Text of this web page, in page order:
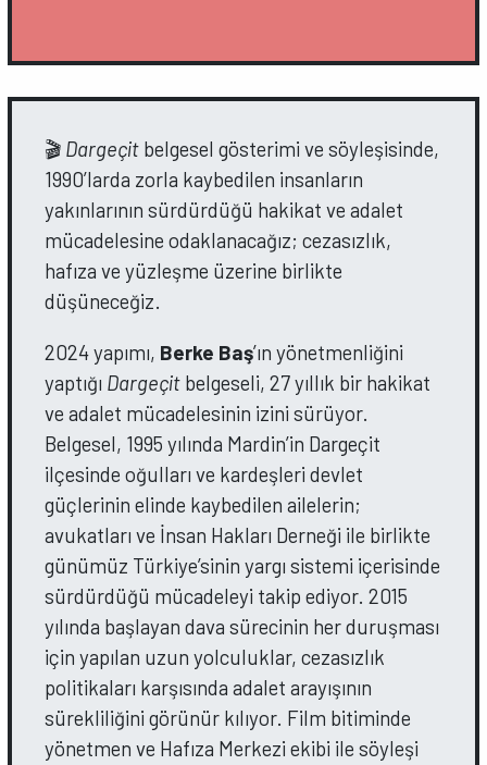
🎬 Dargeçit belgesel gösterimi ve söyleşisinde,
1990’larda zorla kaybedilen insanların
yakınlarının sürdürdüğü hakikat ve adalet
mücadelesine odaklanacağız; cezasızlık,
hafıza ve yüzleşme üzerine birlikte
düşüneceğiz.
2024 yapımı, Berke Baş’ın yönetmenliğini
yaptığı Dargeçit belgeseli, 27 yıllık bir hakikat
ve adalet mücadelesinin izini sürüyor.
Belgesel, 1995 yılında Mardin’in Dargeçit
ilçesinde oğulları ve kardeşleri devlet
güçlerinin elinde kaybedilen ailelerin;
avukatları ve İnsan Hakları Derneği ile birlikte
günümüz Türkiye’sinin yargı sistemi içerisinde
sürdürdüğü mücadeleyi takip ediyor. 2015
yılında başlayan dava sürecinin her duruşması
için yapılan uzun yolculuklar, cezasızlık
politikaları karşısında adalet arayışının
sürekliliğini görünür kılıyor. Film bitiminde
yönetmen ve Hafıza Merkezi ekibi ile söyleşi